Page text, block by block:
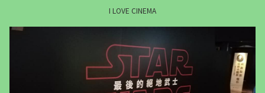
I LOVE CINEMA